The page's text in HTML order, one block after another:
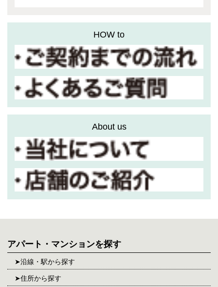
HOW to
About us
アパート・マンションを探す
沿線・駅から探す
住所から探す